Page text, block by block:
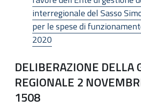
interregionale del Sasso
per le spese di
2020
DELIBERAZIONE DELLA
REGIONALE 2
1508